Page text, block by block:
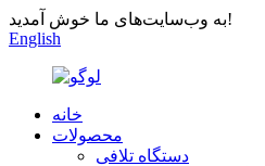
به وب‌سایت‌های ما خوش آمدید!
English
خانه
محصولات
دستگاه تلافی